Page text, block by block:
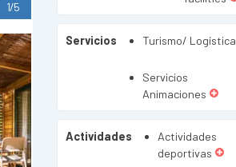
1/5
Servicios Turismo/ Logística
Servicios
Animaciones
Actividades
Actividades
deportivas